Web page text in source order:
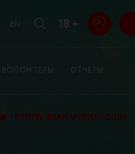
ВОЛОНТЕРЫ ОТЧЕТЫ
• ГРУППЫ ВЗАИМОПОМОЩИ
EN 18 +